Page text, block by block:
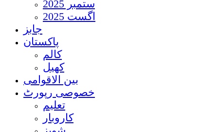
ستمبر 2025
اگست 2025
جابز
پاکستان
کالم
کھیل
بین الاقوامی
خصوصی رپورٹ
تعلیم
کاروبار